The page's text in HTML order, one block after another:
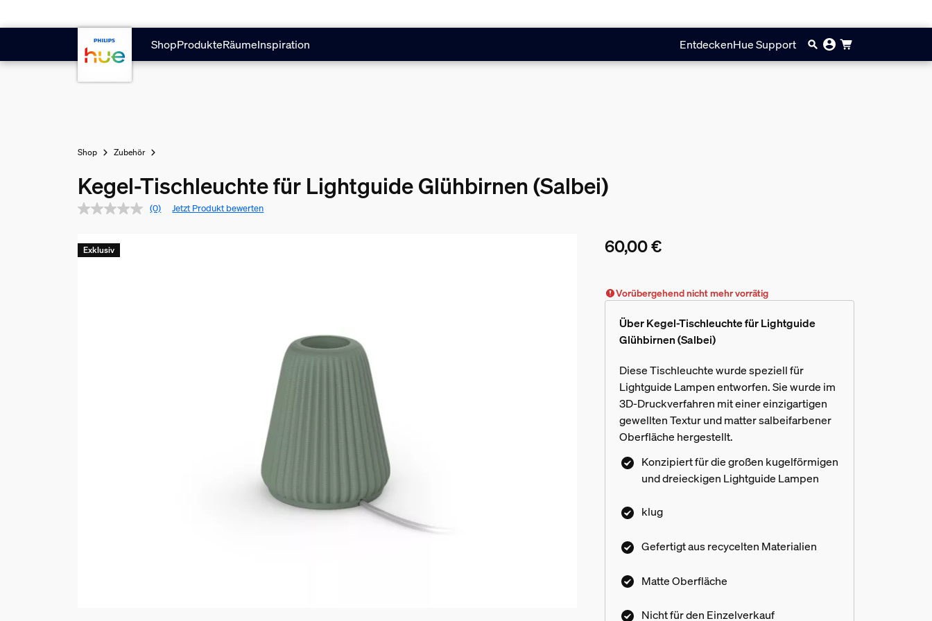
ShopProdukteRäumeInspiration EntdeckenHue Support
Shop Zubehör
Kegel-Tischleuchte für Lightguide Glühbirnen (Salbei)
(0) Jetzt Produkt bewerten
60,00 €
Exklusiv
Vorübergehend nicht mehr vorrätig
Über Kegel-Tischleuchte für Lightguide
Glühbirnen (Salbei)
Diese Tischleuchte wurde speziell für
Lightguide Lampen entworfen. Sie wurde im
3D-Druckverfahren mit einer einzigartigen
gewellten Textur und matter salbeifarbener
Oberfläche hergestellt.
Konzipiert für die großen kugelförmigen
und dreieckigen Lightguide Lampen
klug
Gefertigt aus recycelten Materialien
Matte Oberfläche
Nicht für den Einzelverkauf